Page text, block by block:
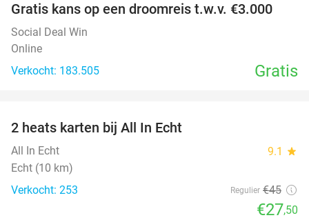
Gratis kans op een droomreis t.w.v. €3.000
Social Deal Win
Online
Verkocht: 183.505
Gratis
2 heats karten bij All In Echt
All In Echt 9.1 star
Echt (10 km)
Verkocht: 253
Regulier €45
€27,50